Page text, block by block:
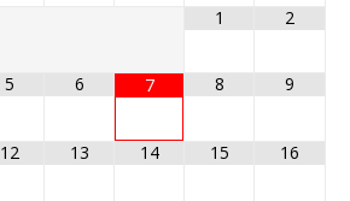
1
2
5 6 7 8 9
12 13 14 15 16